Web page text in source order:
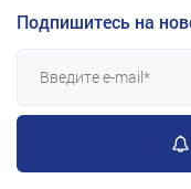
Подпишитесь на